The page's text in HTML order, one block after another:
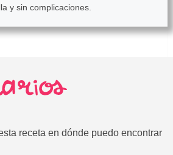
y sin complicaciones.
receta en dónde puedo encontrar